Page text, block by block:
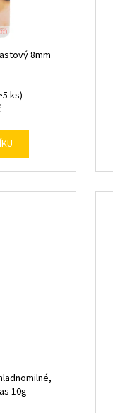
8mm
ks)
10g